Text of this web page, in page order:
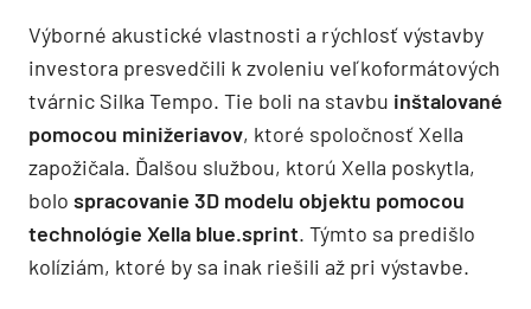
Výborné akustické vlastnosti a rýchlosť výstavby
investora presvedčili k zvoleniu veľkoformátových
tvárnic Silka Tempo. Tie boli na stavbu inštalované
pomocou minižeriavov, ktoré spoločnosť Xella
zapožičala. Ďalšou službou, ktorú Xella poskytla,
bolo spracovanie 3D modelu objektu pomocou
technológie Xella blue.sprint. Týmto sa predišlo
kolíziám, ktoré by sa inak riešili až pri výstavbe.